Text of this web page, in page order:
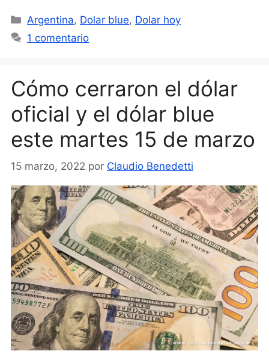
Categorías
Argentina, Dolar blue, Dolar hoy
1 comentario
Cómo cerraron el dólar
oficial y el dólar blue
este martes 15 de marzo
15 marzo, 2022 por Claudio Benedetti